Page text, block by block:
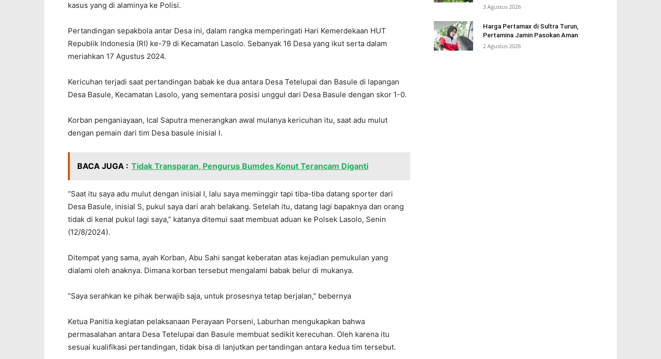
kasus yang di alaminya ke Polisi.
Pertandingan sepakbola antar Desa ini, dalam rangka memperingati Hari Kemerdekaan HUT
Republik Indonesia (RI) ke-79 di Kecamatan Lasolo. Sebanyak 16 Desa yang ikut serta dalam
meriahkan 17 Agustus 2024.
Kericuhan terjadi saat pertandingan babak ke dua antara Desa Tetelupai dan Basule di lapangan
Desa Basule, Kecamatan Lasolo, yang sementara posisi unggul dari Desa Basule dengan skor 1-0.
Korban penganiayaan, Ical Saputra menerangkan awal mulanya kericuhan itu, saat adu mulut
dengan pemain dari tim Desa basule inisial I.
BACA JUGA : Tidak Transparan, Pengurus Bumdes Konut Terancam Diganti
“Saat itu saya adu mulut dengan inisial I, lalu saya meminggir tapi tiba-tiba datang sporter dari
Desa Basule, inisial S, pukul saya dari arah belakang. Setelah itu, datang lagi bapaknya dan orang
tidak di kenal pukul lagi saya,” katanya ditemui saat membuat aduan ke Polsek Lasolo, Senin
(12/8/2024).
Ditempat yang sama, ayah Korban, Abu Sahi sangat keberatan atas kejadian pemukulan yang
dialami oleh anaknya. Dimana korban tersebut mengalami babak belur di mukanya.
“Saya serahkan ke pihak berwajib saja, untuk prosesnya tetap berjalan,” bebernya
Ketua Panitia kegiatan pelaksanaan Perayaan Porseni, Laburhan mengukapkan bahwa
permasalahan antara Desa Tetelupai dan Basule membuat sedikit kerecuhan. Oleh karena itu
sesuai kualifikasi pertandingan, tidak bisa di lanjutkan pertandingan antara kedua tim tersebut.
3 Agustus 2026
Harga Pertamax di Sultra Turun,
Pertamina Jamin Pasokan Aman
2 Agustus 2026